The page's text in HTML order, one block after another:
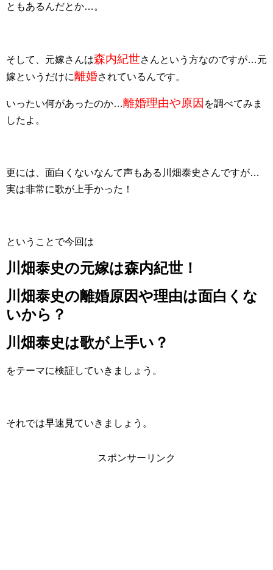
ともあるんだとか…。
そして、元嫁さんは森内紀世さんという方なのですが…元
嫁というだけに離婚されているんです。
いったい何があったのか…離婚理由や原因 を調べてみま
したよ。
更には、面白くないなんて声もある川畑泰史さんですが…
実は非常に歌が上手かった！
ということで今回は
川畑泰史の元嫁は森内紀世！
川畑泰史の離婚原因や理由は面白くな
いから？
川畑泰史は歌が上手い？
をテーマに検証していきましょう。
それでは早速見ていきましょう。
スポンサーリンク